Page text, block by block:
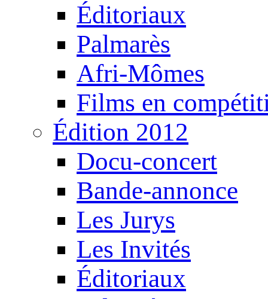
Éditoriaux
Palmarès
Afri-Mômes
Films en
Édition 2012
Docu-concert
Bande-annonce
Les Jurys
Les Invités
Éditoriaux